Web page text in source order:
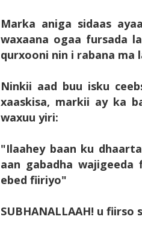
Marka aniga sidaas
waxaana ogaa fursada
qurxooni nin i rabana ma
Ninkii aad buu isku
xaaskisa, markii ay ka
waxuu yiri:
"Ilaahey baan ku
aan gabadha
ebed fiiriyo"
SUBHANALLAAH! u